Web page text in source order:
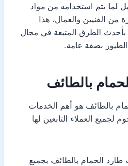
لما يتم استخدامه من مواد
الفنيين والعمال، هذا
بأحدث الطرق المتبعة في مجال
بصفة عامة.
بالطائف
بالطائف هو أهم الخدمات
لجميع العملاء التابعين لها
الحمام بالطائف بجميع